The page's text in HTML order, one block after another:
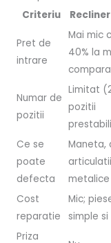
Criteriu
Pret de
intrare
Mai mic
40% la
Numar de
pozitii
Limitat
pozitii
Ce se
poate
defecta
Maneta,
articulatii
metalice
Cost
reparatie
Mic;
simple
Priza